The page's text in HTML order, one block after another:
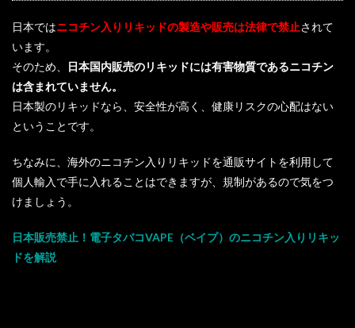
日本ではニコチン入りリキッドの製造や販売は法律で禁止されて
います。
そのため、
日本国内販売のリキッドには有害物質であるニコチン
は含まれていません。
日本製のリキッドなら、安全性が高く、健康リスクの心配はない
ということです。
ちなみに、海外のニコチン入りリキッドを通販サイトを利用して
個人輸入で手に入れることはできますが、規制があるので気をつ
けましょう。
日本販売禁止！電子タバコVAPE（ベイプ）のニコチン入りリキッ
ドを解説